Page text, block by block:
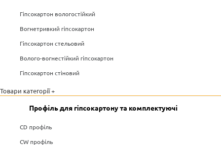
Гіпсокартон вологостійкий
Вогнетривкий гіпсокартон
Гіпсокартон стельовий
Волого-вогнестійкий гіпсокартон
Гіпсокартон стіновий
Товари категорії +
Профіль для гіпсокартону та комплектуючі
CD профіль
CW профіль